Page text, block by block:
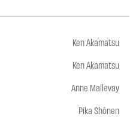
Ken Akamatsu
Ken Akamatsu
Anne Mallevay
Pika Shônen